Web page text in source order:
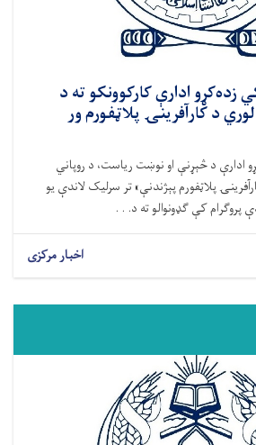
ادارې کارکوونکو ته د
د کارآفرینۍ پلاټفورم ور
ادارې د څېړنې او نوښت ریاست، د روپاني
پلاټفورم پېژندنې» تر سرلیک لاندې یو
پروګرام کې ګډونوالو ته د. . .
اخبار مرکزی